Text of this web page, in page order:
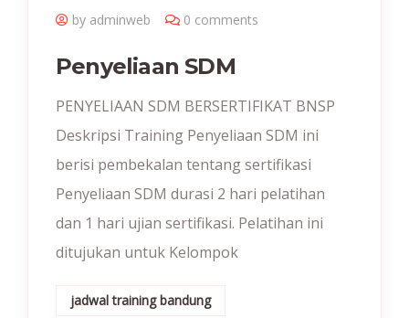
by adminweb 0 comments
Penyeliaan SDM
PENYELIAAN SDM BERSERTIFIKAT BNSP
Deskripsi Training Penyeliaan SDM ini
berisi pembekalan tentang sertifikasi
Penyeliaan SDM durasi 2 hari pelatihan
dan 1 hari ujian sertifikasi. Pelatihan ini
ditujukan untuk Kelompok
jadwal training bandung